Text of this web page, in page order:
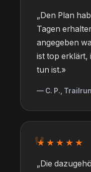
„Den Plan
Tagen
angegeben
ist top erklärt,
tun ist.»
— C. P.,
★★★★★
„Die